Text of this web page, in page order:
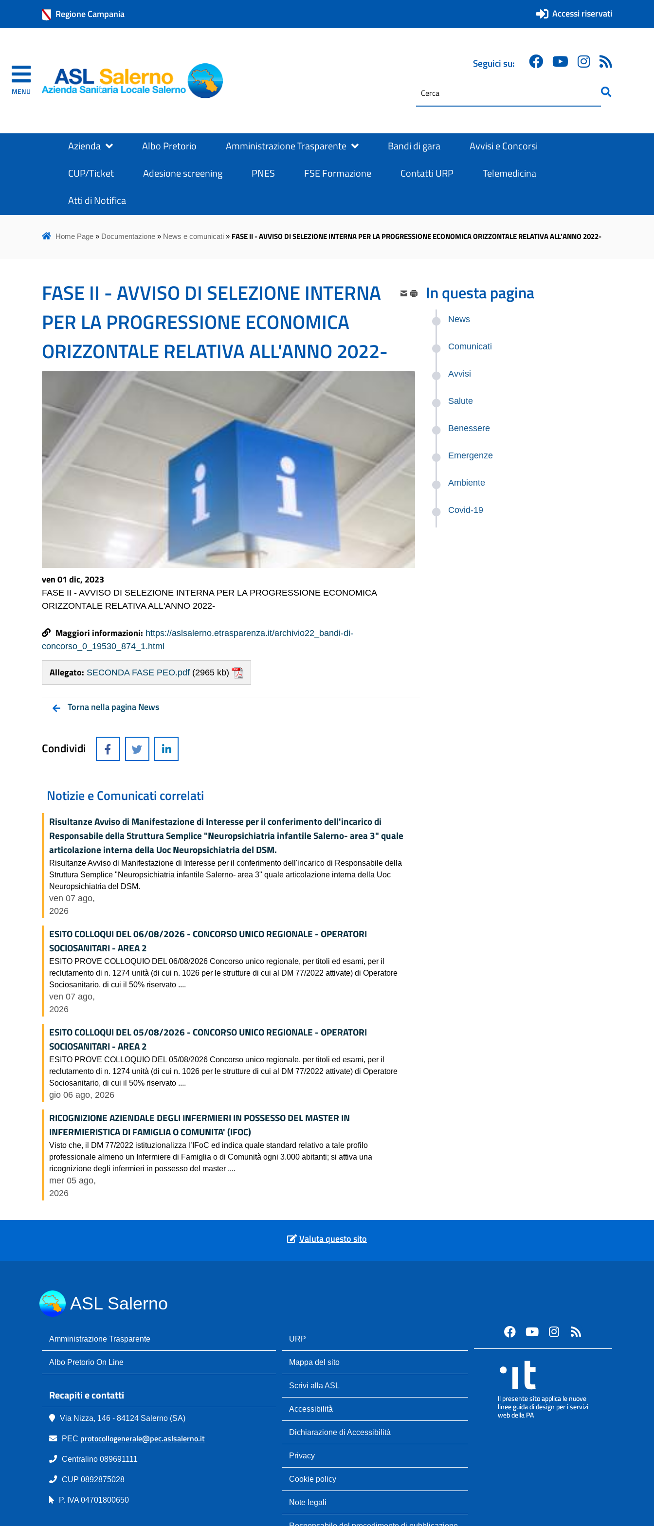
Regione Campania Accessi riservati
MENU ASL Salerno
ASL Salerno
Seguici su:
da
ricerca
Azienda Albo Pretorio Amministrazione Trasparente Bandi di gara
Avvisi e Concorsi
CUP/Ticket
Adesione screening PNES FSE Formazione Contatti URP
Telemedicina
Atti di Notifica
Home Page» Documentazione» News e comunicati» FASE II - AVVISO DI SELEZIONE INTERNA PER LA PROGRESSIONE ECONOMICA ORIZZONTALE RELATIVA ALL'ANNO 2022-
FASE II - AVVISO DI SELEZIONE INTERNA
PER LA PROGRESSIONE ECONOMICA
ORIZZONTALE RELATIVA ALL'ANNO 2022-
ven 01 dic, 2023
FASE II - AVVISO DI SELEZIONE INTERNA PER LA PROGRESSIONE ECONOMICA
ORIZZONTALE RELATIVA ALL'ANNO 2022-
Maggiori informazioni: https://aslsalerno.etrasparenza.it/archivio22_bandi-di-
concorso_0_19530_874_1.html
Allegato: SECONDA FASE PEO.pdf (2965 kb)
Torna nella pagina News
Condividi
Notizie e Comunicati correlati
Risultanze Avviso di Manifestazione di Interesse per il conferimento dell'incarico di
Responsabile della Struttura Semplice "Neuropsichiatria infantile Salerno- area 3" quale
articolazione interna della Uoc Neuropsichiatria del DSM.
Risultanze Avviso di Manifestazione di Interesse per il conferimento dell'incarico di Responsabile della
Struttura Semplice "Neuropsichiatria infantile Salerno- area 3" quale articolazione interna della Uoc
Neuropsichiatria del DSM.
ven 07 ago,
2026
ESITO COLLOQUI DEL 06/08/2026 - CONCORSO UNICO REGIONALE - OPERATORI
SOCIOSANITARI - AREA 2
ESITO PROVE COLLOQUIO DEL 06/08/2026 Concorso unico regionale, per titoli ed esami, per il
reclutamento di n. 1274 unità (di cui n. 1026 per le strutture di cui al DM 77/2022 attivate) di Operatore
Sociosanitario, di cui il 50% riservato ....
ven 07 ago,
2026
ESITO COLLOQUI DEL 05/08/2026 - CONCORSO UNICO REGIONALE - OPERATORI
SOCIOSANITARI - AREA 2
ESITO PROVE COLLOQUIO DEL 05/08/2026 Concorso unico regionale, per titoli ed esami, per il
reclutamento di n. 1274 unità (di cui n. 1026 per le strutture di cui al DM 77/2022 attivate) di Operatore
Sociosanitario, di cui il 50% riservato ....
gio 06 ago, 2026
RICOGNIZIONE AZIENDALE DEGLI INFERMIERI IN POSSESSO DEL MASTER IN
INFERMIERISTICA DI FAMIGLIA O COMUNITA' (IFOC)
Visto che, il DM 77/2022 istituzionalizza l’IFoC ed indica quale standard relativo a tale profilo
professionale almeno un Infermiere di Famiglia o di Comunità ogni 3.000 abitanti; si attiva una
ricognizione degli infermieri in possesso del master ....
mer 05 ago,
2026
In questa pagina
News
Comunicati
Avvisi
Salute
Benessere
Emergenze
Ambiente
Covid-19
Valuta questo sito
ASL Salerno
Amministrazione Trasparente
Albo Pretorio On Line
Recapiti e contatti
Via Nizza, 146 - 84124 Salerno (SA)
PEC protocollogenerale@pec.aslsalerno.it
Centralino 089691111
CUP 0892875028
P. IVA 04701800650
URP
Mappa del sito
Scrivi alla ASL
Accessibilità
Dichiarazione di Accessibilità
Privacy
Cookie policy
Note legali